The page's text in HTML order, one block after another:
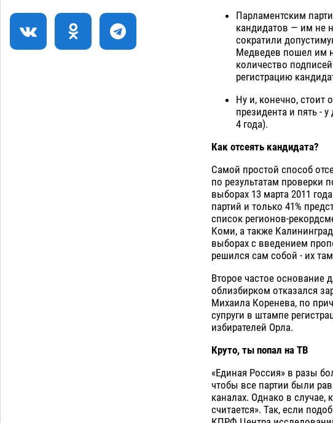
15:28
Тяга к сверхскоростям обошлась
астраханской логистической
компании в 400 тысяч рублей
Парламентским
кандидатов — им не
сократили
Медведев пошел им
количество
регистрацию
Ну и, конечно, стоит
президента и пять -
4 года).
Как отсеять кандидата?
Самой простой способ
по результатам проверки
выборах 13 марта 2011
партий и только 41%
список регионов-
Коми, а также
выборах с введением
решился сам собой - их
Второе частое основание
облизбирком отказался
Михаила Коренева, по
супруги в штампе
избирателей Орла.
Круто, ты попал на ТВ
«Единая Россия» в разы
чтобы все партии были
каналах. Однако в случае,
считается». Так, если